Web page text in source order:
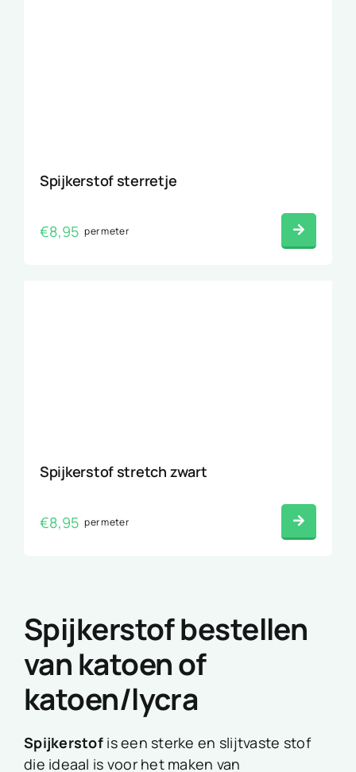
Spijkerstof sterretje
€8,95 per meter
Spijkerstof stretch zwart
€8,95 per meter
Spijkerstof bestellen
van katoen of
katoen/lycra
Spijkerstofis een sterke en slijtvaste stof
die ideaal is voor het maken van